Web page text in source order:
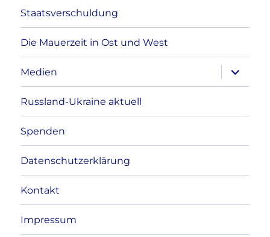
Staatsverschuldung
Die Mauerzeit in Ost und West
Medien
anzeigen
Russland-Ukraine aktuell
Spenden
Datenschutzerklärung
Kontakt
Impressum